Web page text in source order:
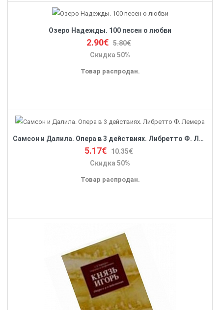
Озеро Надежды. 100 песен о любви
2.90€ 5.80€
Скидка 50%
Товар распродан.
Самсон и Далила. Опера в 3 действиях. Либретто Ф. Лемера
5.17€ 10.35€
Скидка 50%
Товар распродан.